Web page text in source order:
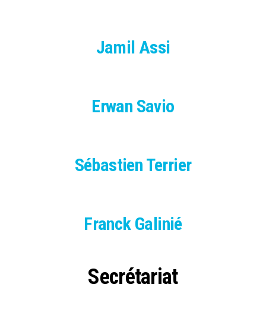
Jamil Assi
Erwan Savio
Sébastien Terrier
Franck Galinié
Secrétariat